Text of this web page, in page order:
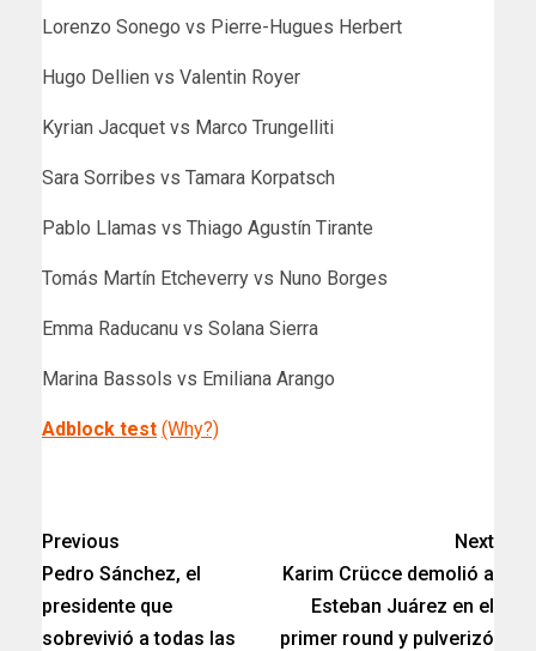
Lorenzo Sonego vs Pierre-Hugues Herbert
Hugo Dellien vs Valentin Royer
Kyrian Jacquet vs Marco Trungelliti
Sara Sorribes vs Tamara Korpatsch
Pablo Llamas vs Thiago Agustín Tirante
Tomás Martín Etcheverry vs Nuno Borges
Emma Raducanu vs Solana Sierra
Marina Bassols vs Emiliana Arango
Adblock test (Why?)
Previous
Pedro Sánchez, el
presidente que
sobrevivió a todas las
Next
Karim Crücce demolió a
Esteban Juárez en el
primer round y pulverizó